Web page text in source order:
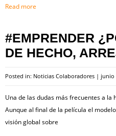
Read more
#EMPRENDER
DE HECHO,
Posted in: Noticias Colaboradores | junio
Una de las dudas más frecuentes a
Aunque al final de la película el
visión global sobre